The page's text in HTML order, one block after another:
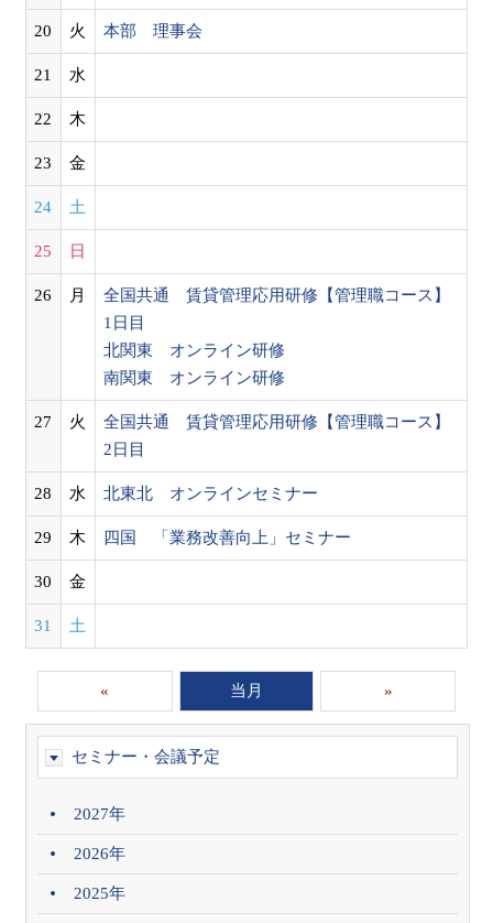
20 火 本部 理事会
21 水
22 木
23 金
24 土
25 日
26 月
全国共通 賃貸管理応用研修【管理職コース】
1日目
北関東 オンライン研修
南関東 オンライン研修
27 火
全国共通 賃貸管理応用研修【管理職コース】
2日目
28 水 北東北 オンラインセミナー
29 木 四国 「業務改善向上」セミナー
30 金
31 土
« 当月 »
セミナー・会議予定
2027年
2026年
2025年